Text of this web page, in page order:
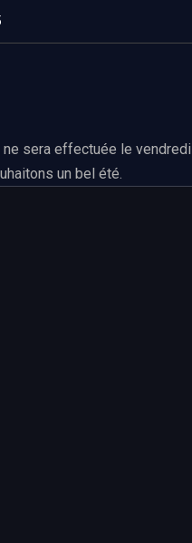
sera effectuée le
un bel été.